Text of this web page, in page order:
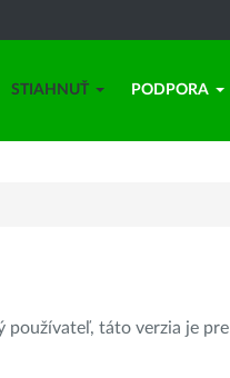
STIAHNUŤ PODPORA
používateľ, táto verzia je pre